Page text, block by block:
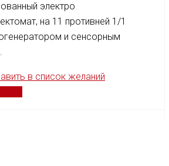
электро
на 11 противней 1/1
и сенсорным
в список желаний